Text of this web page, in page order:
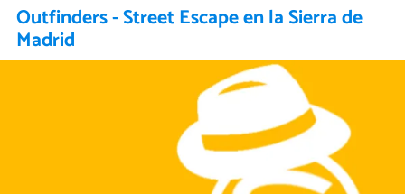
Outfinders - Street Escape en la Sierra de
Madrid